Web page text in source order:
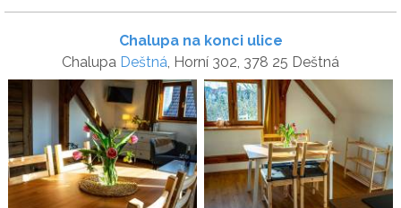
Chalupa na konci ulice
Chalupa Deštná, Horní 302, 378 25 Deštná